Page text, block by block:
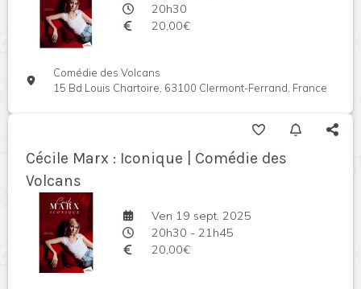
20h30
20,00€
Comédie des Volcans
15 Bd Louis Chartoire, 63100 Clermont-Ferrand, France
Cécile Marx : Iconique | Comédie des
Volcans
Ven 19 sept. 2025
20h30 - 21h45
20,00€